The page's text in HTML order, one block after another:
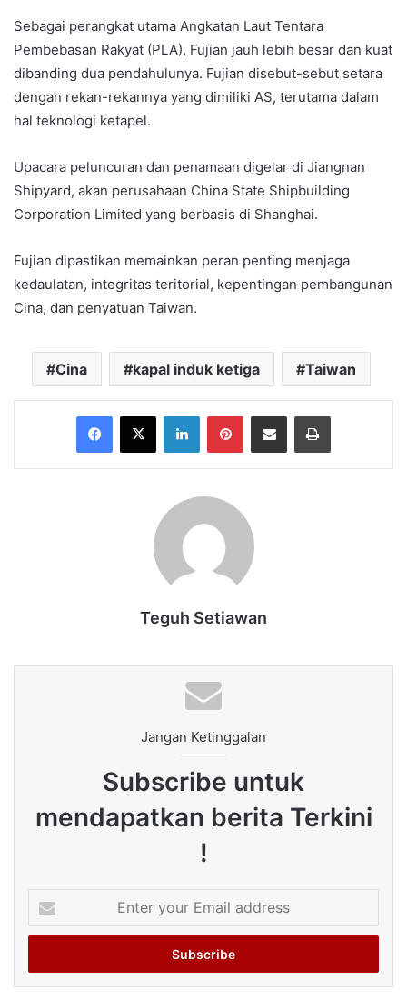
Sebagai perangkat utama Angkatan Laut Tentara
Pembebasan Rakyat (PLA), Fujian jauh lebih besar dan kuat
dibanding dua pendahulunya. Fujian disebut-sebut setara
dengan rekan-rekannya yang dimiliki AS, terutama dalam
hal teknologi ketapel.
Upacara peluncuran dan penamaan digelar di Jiangnan
Shipyard, akan perusahaan China State Shipbuilding
Corporation Limited yang berbasis di Shanghai.
Fujian dipastikan memainkan peran penting menjaga
kedaulatan, integritas teritorial, kepentingan pembangunan
Cina, dan penyatuan Taiwan.
Cina kapal induk ketiga Taiwan
Facebook
X LinkedInPinterestShare via Email Print
Teguh Setiawan
Jangan Ketinggalan
Subscribe untuk
mendapatkan berita Terkini
!
your
Email